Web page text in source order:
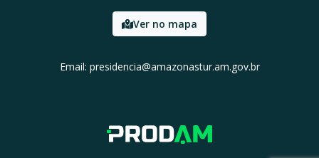
Ver no mapa
Email: presidencia@amazonastur.am.gov.br